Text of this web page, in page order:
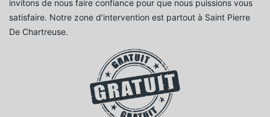
invitons de nous faire confiance pour que nous puissions vous
satisfaire. Notre zone d’intervention est partout à Saint Pierre
De Chartreuse.